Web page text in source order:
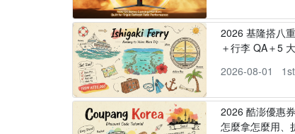
2026 基隆搭八
＋行李 QA＋5
2026-08-01
2026 酷澎優惠
怎麼拿怎麼用、